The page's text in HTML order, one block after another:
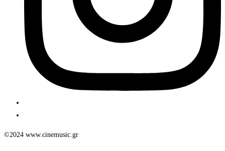
©2024 www.cinemusic.gr